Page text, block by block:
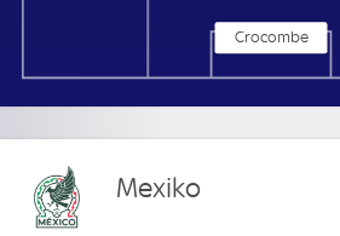
Crocombe
Mexiko